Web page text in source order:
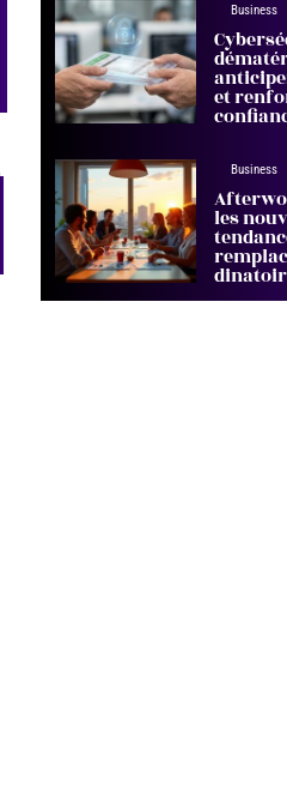
Business
et
Business
les